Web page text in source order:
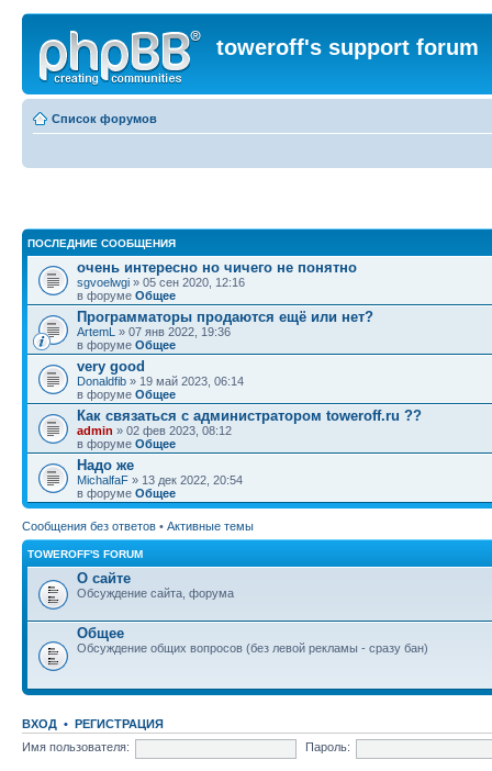
toweroff's support forum
Список форумов
ПОСЛЕДНИЕ СООБЩЕНИЯ
очень интересно но чичего не понятно
sgvoelwgi » 05 сен 2020, 12:16
в форуме Общее
Программаторы продаются ещё или нет?
ArtemL » 07 янв 2022, 19:36
в форуме Общее
very good
Donaldfib » 19 май 2023, 06:14
в форуме Общее
Как связаться с администратором toweroff.ru ??
admin » 02 фев 2023, 08:12
в форуме Общее
Надо же
MichalfaF » 13 дек 2022, 20:54
в форуме Общее
Сообщения без ответов • Активные темы
TOWEROFF'S FORUM
О сайте
Обсуждение сайта, форума
Общее
Обсуждение общих вопросов (без левой рекламы - сразу бан)
ВХОД • РЕГИСТРАЦИЯ
Имя пользователя:
Пароль: